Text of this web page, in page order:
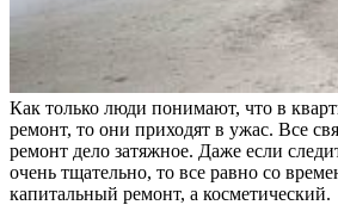
Как только люди понимают, что в
ремонт, то они приходят в ужас. Все
ремонт дело затяжное. Даже если
очень тщательно, то все равно со
капитальный ремонт, а косметический.